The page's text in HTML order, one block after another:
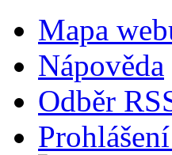
Mapa
Nápověda
Odběr